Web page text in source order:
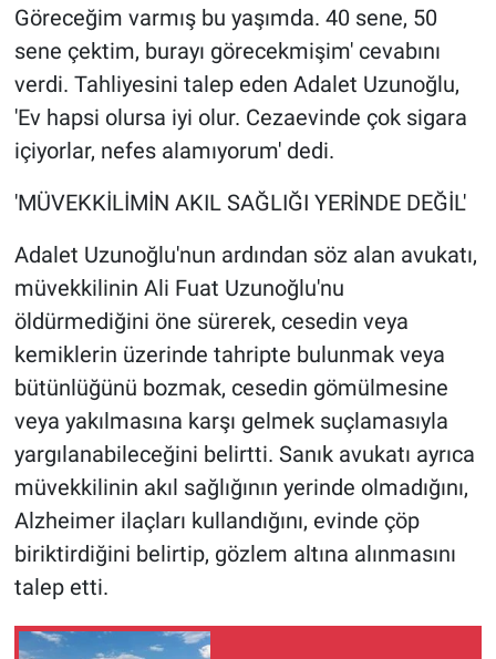
Göreceğim varmış bu yaşımda. 40 sene, 50
sene çektim, burayı görecekmişim' cevabını
verdi. Tahliyesini talep eden Adalet Uzunoğlu,
'Ev hapsi olursa iyi olur. Cezaevinde çok sigara
içiyorlar, nefes alamıyorum' dedi.
'MÜVEKKİLİMİN AKIL SAĞLIĞI YERİNDE DEĞİL'
Adalet Uzunoğlu'nun ardından söz alan avukatı,
müvekkilinin Ali Fuat Uzunoğlu'nu
öldürmediğini öne sürerek, cesedin veya
kemiklerin üzerinde tahripte bulunmak veya
bütünlüğünü bozmak, cesedin gömülmesine
veya yakılmasına karşı gelmek suçlamasıyla
yargılanabileceğini belirtti. Sanık avukatı ayrıca
müvekkilinin akıl sağlığının yerinde olmadığını,
Alzheimer ilaçları kullandığını, evinde çöp
biriktirdiğini belirtip, gözlem altına alınmasını
talep etti.